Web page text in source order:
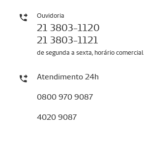
Ouvidoria
21 3803-1120
21 3803-1121
de segunda a sexta, horário comercial
Atendimento 24h
0800 970 9087
4020 9087